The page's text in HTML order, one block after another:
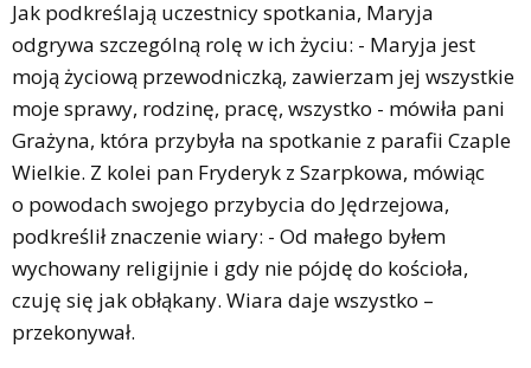
Jak podkreślają uczestnicy spotkania, Maryja
odgrywa szczególną rolę w ich życiu: - Maryja jest
moją życiową przewodniczką, zawierzam jej wszystkie
moje sprawy, rodzinę, pracę, wszystko - mówiła pani
Grażyna, która przybyła na spotkanie z parafii Czaple
Wielkie. Z kolei pan Fryderyk z Szarpkowa, mówiąc
o powodach swojego przybycia do Jędrzejowa,
podkreślił znaczenie wiary: - Od małego byłem
wychowany religijnie i gdy nie pójdę do kościoła,
czuję się jak obłąkany. Wiara daje wszystko –
przekonywał.